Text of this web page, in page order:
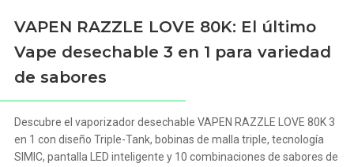
VAPEN RAZZLE LOVE 80K: El último
Vape desechable 3 en 1 para variedad
de sabores
Descubre el vaporizador desechable VAPEN RAZZLE LOVE 80K 3
en 1 con diseño Triple-Tank, bobinas de malla triple, tecnología
SIMIC, pantalla LED inteligente y 10 combinaciones de sabores de